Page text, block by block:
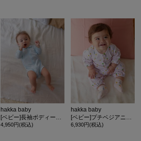
hakka baby
[ベビー]長袖ボディースーツ
4,950円(税込)
hakka baby
[ベビー]プチベジアニマルプリント2WAYカバーオール
6,930円(税込)